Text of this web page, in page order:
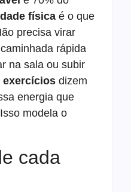
física é o que
precisa virar
rápida
na sala ou subir
exercícios dizem
energia que
modela o
cada